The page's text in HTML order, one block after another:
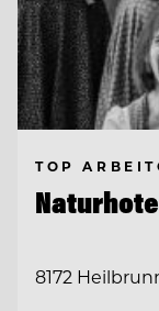
TOP
8172